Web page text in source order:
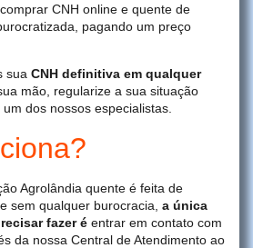
CNH online e quente de
pagando um preço
sua CNH definitiva em qualquer
mão, regularize a sua situação
dos nossos especialistas.
Agrolândia quente é feita de
sem qualquer burocracia, a única
fazer é entrar em contato com
da nossa Central de Atendimento ao